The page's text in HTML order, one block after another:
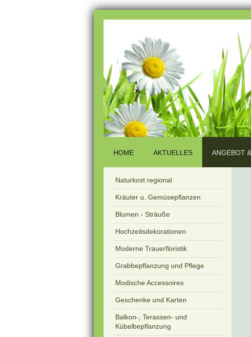
HOME AKTUELLES ANGEBOT
Naturkost regional
Kräuter u. Gemüsepflanzen
Blumen - Sträuße
Hochzeitsdekorationen
Moderne Trauerfloristik
Grabbepflanzung und Pflege
Modische Accessoires
Geschenke und Karten
Balkon-, Terassen- und
Kübelbepflanzung